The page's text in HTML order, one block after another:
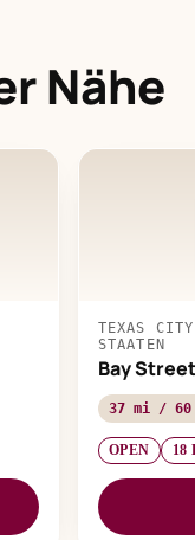
Nähe
TEXAS
STAATEN
Bay
37 mi / 60
OPEN 18